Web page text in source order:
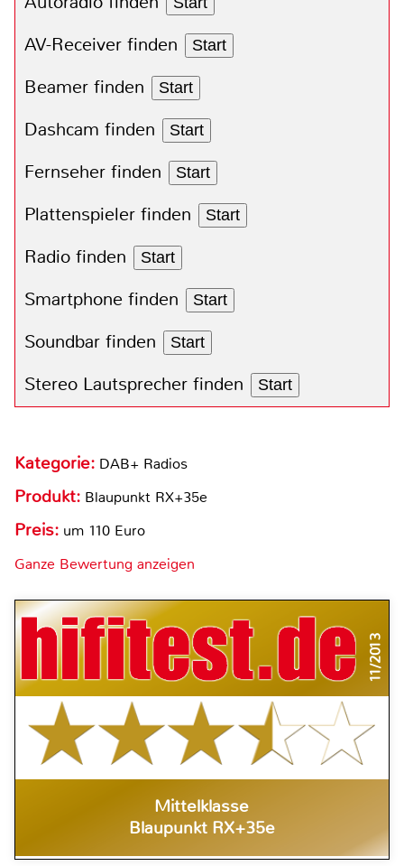
AV-Receiver finden Start
Beamer finden Start
Dashcam finden Start
Fernseher finden Start
Plattenspieler finden Start
Radio finden Start
Smartphone finden Start
Soundbar finden Start
Stereo Lautsprecher finden Start
Kategorie: DAB+ Radios
Produkt: Blaupunkt RX+35e
Preis: um 110 Euro
Ganze Bewertung anzeigen
11/2013
Mittelklasse
Blaupunkt RX+35e